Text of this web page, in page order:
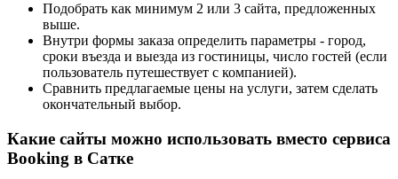
Подобрать как минимум 2 или 3 сайта, предложенных
выше.
Внутри формы заказа определить параметры - город,
сроки въезда и выезда из гостиницы, число гостей (если
пользователь путешествует с компанией).
Сравнить предлагаемые цены на услуги, затем сделать
окончательный выбор.
Какие сайты можно использовать вместо сервиса
Booking в Сатке